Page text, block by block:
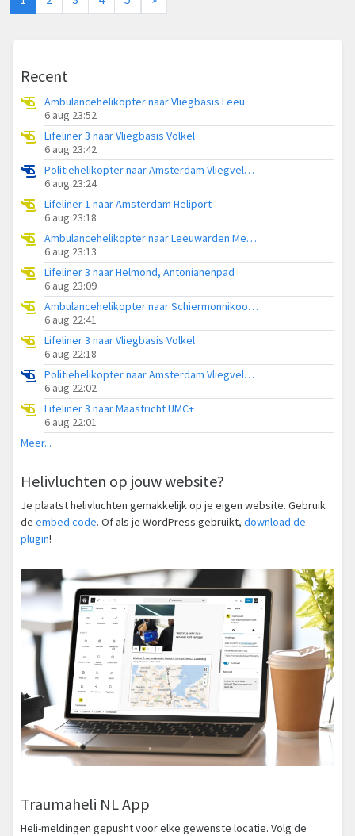
Recent
Ambulancehelikopter naar Vliegbasis Leeuwarden
6 aug 23:52
Lifeliner 3 naar Vliegbasis Volkel
6 aug 23:42
Politiehelikopter naar Amsterdam Vliegveld Schiphol
6 aug 23:24
Lifeliner 1 naar Amsterdam Heliport
6 aug 23:18
Ambulancehelikopter naar Leeuwarden Medical Center Heliport
6 aug 23:13
Lifeliner 3 naar Helmond, Antonianenpad
6 aug 23:09
Ambulancehelikopter naar Schiermonnikoog Heliport
6 aug 22:41
Lifeliner 3 naar Vliegbasis Volkel
6 aug 22:18
Politiehelikopter naar Amsterdam Vliegveld Schiphol
6 aug 22:02
Lifeliner 3 naar Maastricht UMC+
6 aug 22:01
Meer...
Helivluchten op jouw website?
Je plaatst helivluchten gemakkelijk op je eigen website. Gebruik
de embed code. Of als je WordPress gebruikt, download de
plugin!
Traumaheli NL App
Heli-meldingen gepusht voor elke gewenste locatie. Volg de